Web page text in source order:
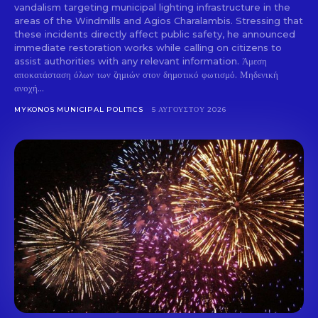
Don't miss
out!
Sing up for our newsletter
to stay in the loop.
SUBSCRIBE
vandalism targeting municipal lighting infrastructure in the
areas of the Windmills and Agios Charalambis. Stressing that
these incidents directly affect public safety, he announced
immediate restoration works while calling on citizens to
assist authorities with any relevant information. Άμεση
αποκατάσταση όλων των ζημιών στον δημοτικό φωτισμό. Μηδενική
ανοχή...
MYKONOS MUNICIPAL POLITICS 5 ΑΥΓΟΎΣΤΟΥ 2026